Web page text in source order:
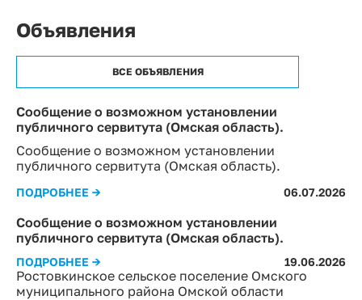
Ростовкинское сельское поселение Омского
муниципального района Омской области
Объявления
ВСЕ ОБЪЯВЛЕНИЯ
Сообщение о возможном установлении
публичного сервитута (Омская область).
Сообщение о возможном установлении
публичного сервитута (Омская область).
ПОДРОБНЕЕ → 06.07.2026
Сообщение о возможном установлении
публичного сервитута (Омская область).
ПОДРОБНЕЕ → 19.06.2026